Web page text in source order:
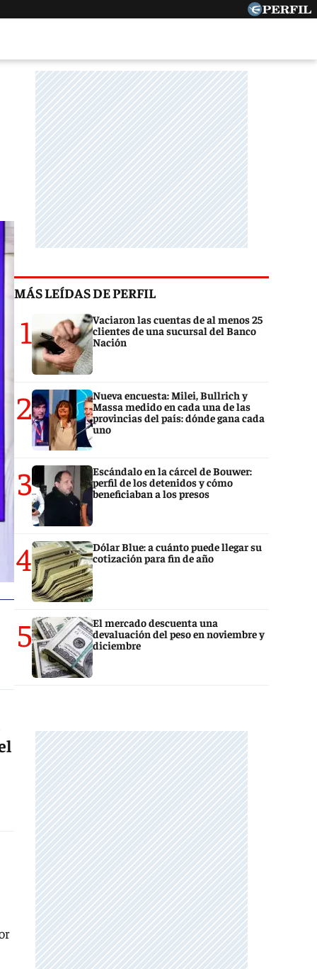
MÁS LEÍDAS DE PERFIL
1
Vaciaron las cuentas de al menos 25
clientes de una sucursal del Banco
Nación
2
Nueva encuesta: Milei, Bullrich y
Massa medido en cada una de las
provincias del país: dónde gana cada
uno
3
Escándalo en la cárcel de Bouwer:
perfil de los detenidos y cómo
beneficiaban a los presos
4
Dólar Blue: a cuánto puede llegar su
cotización para fin de año
5
El mercado descuenta una
devaluación del peso en noviembre y
diciembre